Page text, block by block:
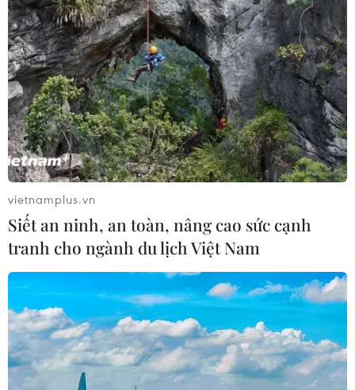
vietnamplus.vn
Siết an ninh, an toàn, nâng cao sức cạnh
tranh cho ngành du lịch Việt Nam